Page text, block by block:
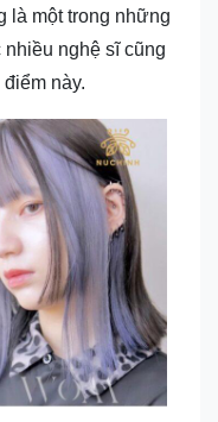
là một trong những
nghệ sĩ cũng
này.